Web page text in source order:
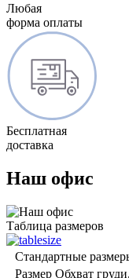
Любая
форма оплаты
Бесплатная
доставка
Наш офис
Tаблица размеров
Стандартные
Размер Обхват